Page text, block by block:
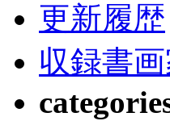
更新履歴
収録書